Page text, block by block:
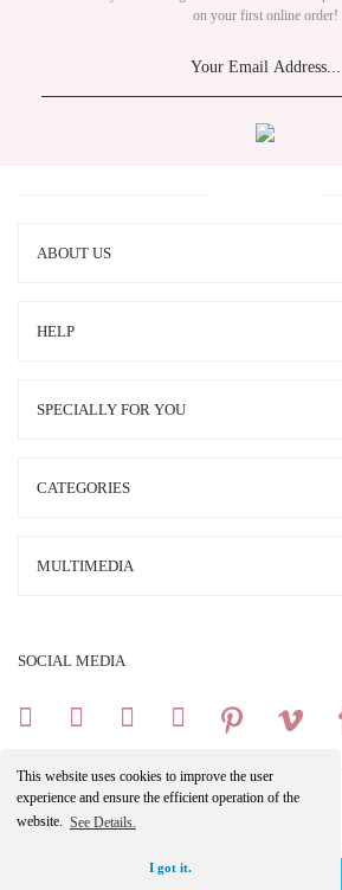
This website uses cookies to improve the user
experience and ensure the efficient operation of the
website. See Details.
I got it.
on your first online order!
ABOUT US
HELP
SPECIALLY FOR YOU
CATEGORIES
MULTIMEDIA
SOCIAL MEDIA
Copright 2025 © All Rights Reserved.
Your credit card information is protected by a 256Bit
Make an Appointment -